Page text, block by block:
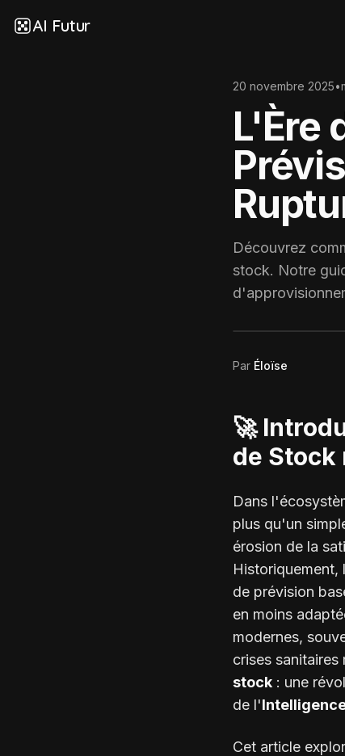
AI Futur
20 novembre 2025•
L'Ère
Découvrez
stock. Notre
Par Éloïse
🚀
de Stock
Dans
plus qu'un
érosion de la
Historiquement,
de prévision
en moins
modernes,
crises
stock : une
de l'
Cet article